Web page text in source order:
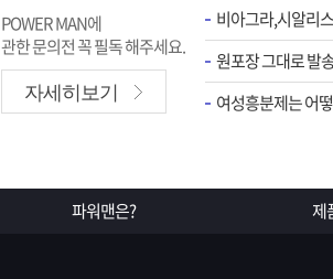
POWER MAN에
관한 문의전 꼭 필독 해주세요.
자세히보기
원포장 그대로 발
여성흥분제는 어
파워맨은? 제